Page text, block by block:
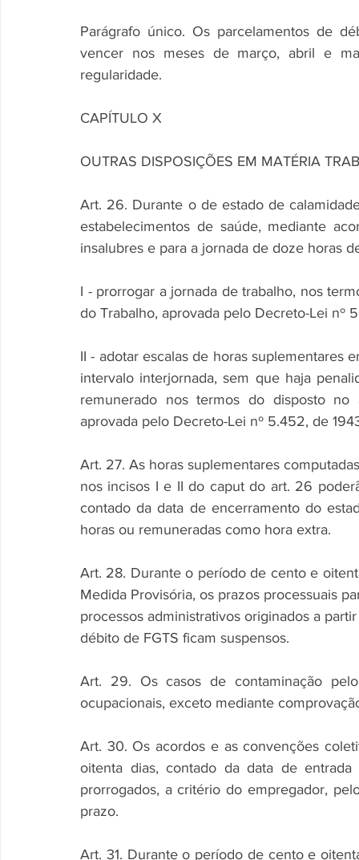
Parágrafo único. Os parcelamentos de
vencer nos meses de março, abril e
regularidade.
CAPÍTULO X
OUTRAS DISPOSIÇÕES EM MATÉRIA
Art. 26. Durante o de estado de
estabelecimentos de saúde, mediante
insalubres e para a jornada de doze horas
I - prorrogar a jornada de trabalho, nos
do Trabalho, aprovada pelo Decreto-Lei nº
II - adotar escalas de horas suplementares
intervalo interjornada, sem que haja
remunerado nos termos do disposto
aprovada pelo Decreto-Lei nº 5.452, de
Art. 27. As horas suplementares
nos incisos I e II do caput do art. 26
contado da data de encerramento do
horas ou remuneradas como hora extra.
Art. 28. Durante o período de cento e
Medida Provisória, os prazos processuais
processos administrativos originados a
débito de FGTS ficam suspensos.
Art. 29. Os casos de contaminação
ocupacionais, exceto mediante
Art. 30. Os acordos e as convenções
oitenta dias, contado da data de
prorrogados, a critério do empregador,
prazo.
Art. 31. Durante o período de cento e